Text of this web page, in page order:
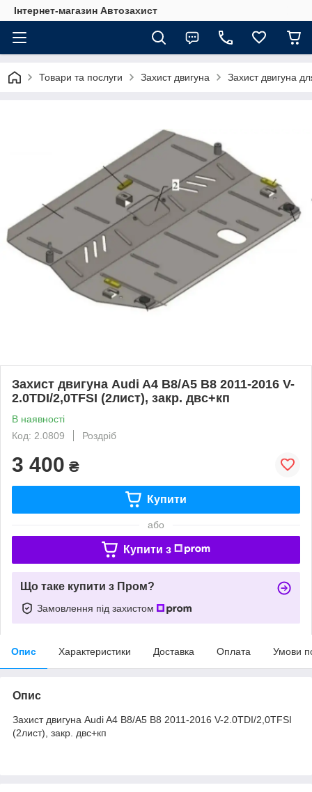
Інтернет-магазин Автозахист
Товари та послуги Захист двигуна Захист двигуна
Захист двигуна Audi A4 B8/A5 В8 2011-2016 V-
2.0TDI/2,0TFSI (2лист), закр. двc+кп
В наявності
Код: 2.0809
Роздріб
3 400 ₴
Купити
або
Купити з
Що таке купити з Пром?
Замовлення під захистом
Опис Характеристики Доставка Оплата Умови
Опис
Захист двигуна Audi A4 B8/A5 В8 2011-2016 V-2.0TDI/2,0TFSI
(2лист), закр. двc+кп